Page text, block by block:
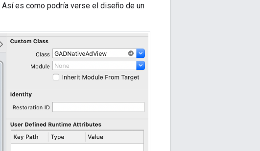
es como podría verse el diseño de un